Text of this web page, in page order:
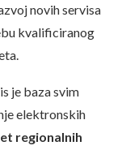
novih servisa
kvalificiranog
je baza svim
elektronskih
regionalnih